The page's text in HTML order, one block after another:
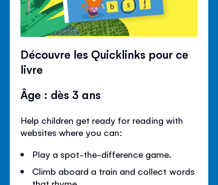
Découvre les Quicklinks pour ce
livre
Âge : dès 3 ans
Help children get ready for reading with
websites where you can:
Play a spot-the-difference game.
Climb aboard a train and collect words